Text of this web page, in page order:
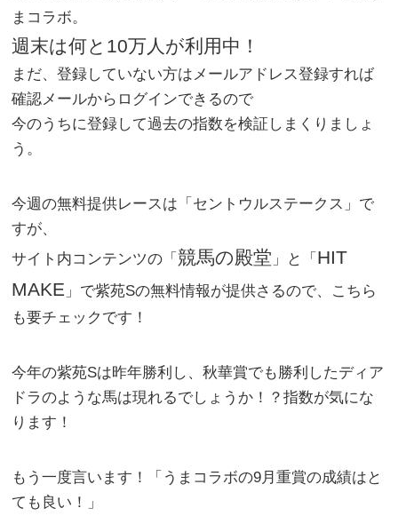
まコラボ。
週末は何と10万人が利用中！
まだ、登録していない方はメールアドレス登録すれば
確認メールからログインできるので
今のうちに登録して過去の指数を検証しまくりましょ
う。
今週の無料提供レースは「 セントウルステークス 」で
すが、
サイト内コンテンツの「競馬の殿堂 」と「 HIT
MAKE 」で紫苑Sの無料情報が提供さるので、こちら
も要チェックです！
今年の紫苑Sは昨年勝利し、秋華賞でも勝利したディア
ドラのような馬は現れるでしょうか！？指数が気にな
ります！
もう一度言います！「 うまコラボの9月重賞の成績はと
ても良い！
」